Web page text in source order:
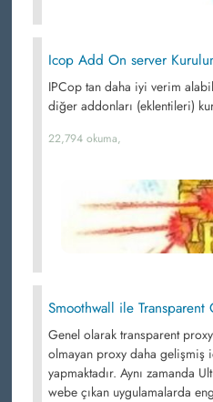
Icop Add On server
IPCop tan daha iyi verim
diğer addonları (eklentileri)
22,794 okuma,
Smoothwall ile Transparent
Genel olarak transparent
olmayan proxy daha gelişmiş
yapmaktadır. Aynı zamanda
webe çıkan uygulamalarda